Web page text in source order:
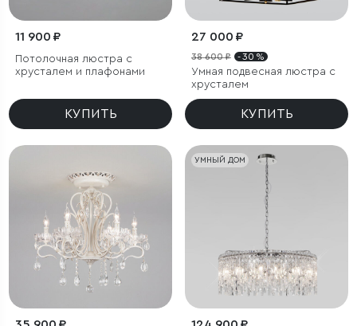
11 900 ₽
Потолочная люстра с
хрусталем и плафонами
КУПИТЬ
27 000 ₽
38 600 ₽ - 30 %
Умная подвесная люстра с
хрусталем
КУПИТЬ
УМНЫЙ ДОМ